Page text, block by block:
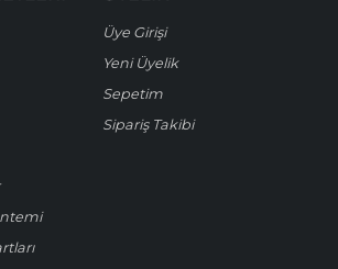
Üye Girişi
Yeni Üyelik
Sepetim
Sipariş Takibi